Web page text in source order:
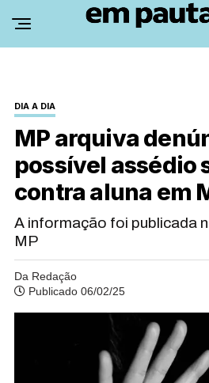
DIA A DIA
MP arquiva
possível assédio
contra aluna em
A informação foi publicada
MP
Da Redação
Publicado 06/02/25